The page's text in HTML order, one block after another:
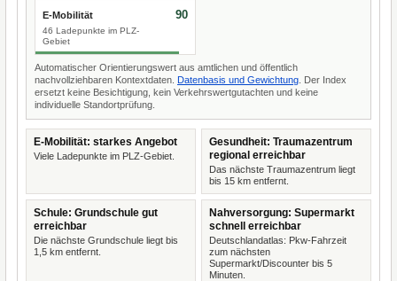
E-Mobilität
46 Ladepunkte im PLZ-
Gebiet
90
Automatischer Orientierungswert aus amtlichen und öffentlich
nachvollziehbaren Kontextdaten. Datenbasis und Gewichtung . Der Index
ersetzt keine Besichtigung, kein Verkehrswertgutachten und keine
individuelle Standortprüfung.
E-Mobilität: starkes Angebot
Viele Ladepunkte im PLZ-Gebiet.
Gesundheit: Traumazentrum
regional erreichbar
Das nächste Traumazentrum liegt
bis 15 km entfernt.
Schule: Grundschule gut
erreichbar
Die nächste Grundschule liegt bis
1,5 km entfernt.
Nahversorgung: Supermarkt
schnell erreichbar
Deutschlandatlas: Pkw-Fahrzeit
zum nächsten
Supermarkt/Discounter bis 5
Minuten.